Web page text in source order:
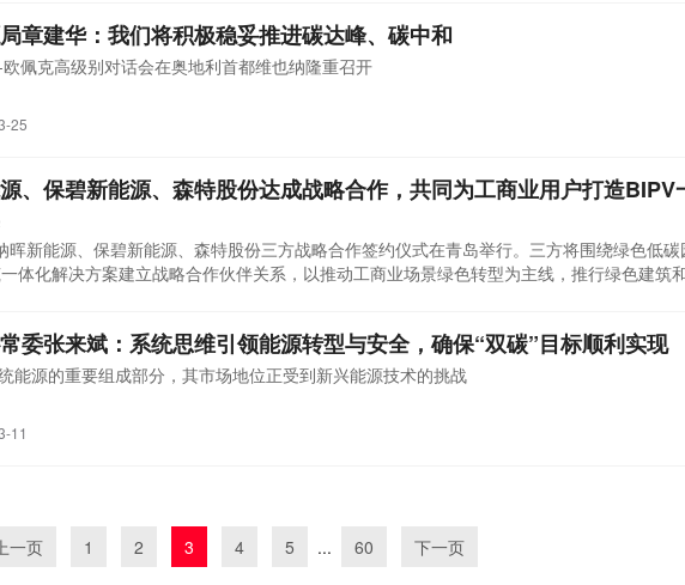
章建华：我们将积极稳妥推进碳达峰、碳中和
佩克高级别对话会在奥地利首都维也纳隆重召开
25
、保碧新能源、森特股份达成战略合作，共同为工商业用户打造BIPV
晖新能源、保碧新能源、森特股份三方战略合作签约仪式在青岛举行。三方将围绕绿色低
体化解决方案建立战略合作伙伴关系，以推动工商业场景绿色转型为主线，推行绿色建筑
委张来斌：系统思维引领能源转型与安全，确保“双碳”目标顺利实现
能源的重要组成部分，其市场地位正受到新兴能源技术的挑战
11
一页 1 2 3 4 5 ... 60 下一页